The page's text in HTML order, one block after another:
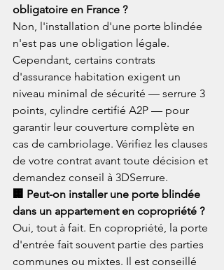
obligatoire en France ?
Non, l'installation d'une porte blindée
n'est pas une obligation légale.
Cependant, certains contrats
d'assurance habitation exigent un
niveau minimal de sécurité — serrure 3
points, cylindre certifié A2P — pour
garantir leur couverture complète en
cas de cambriolage. Vérifiez les clauses
de votre contrat avant toute décision et
demandez conseil à 3DSerrure.
🏢 Peut-on installer une porte blindée
dans un appartement en copropriété ?
Oui, tout à fait. En copropriété, la porte
d'entrée fait souvent partie des parties
communes ou mixtes. Il est conseillé